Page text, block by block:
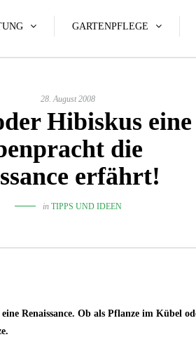
GARTENPFLEGE
28. August 2008
Hibiskus eine
die
erfährt!
in TIPPS UND IDEEN
Renaissance. Ob als Pflanze im Kübel